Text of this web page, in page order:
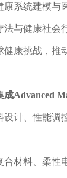
系统建模与
与健康社会
健康挑战，推
成Advanced
计、性能调
合材料、柔性